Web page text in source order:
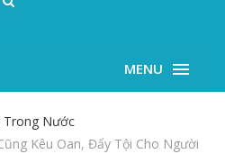
MENU
Trong Nước
Kêu Oan, Đẩy Tội Cho Người